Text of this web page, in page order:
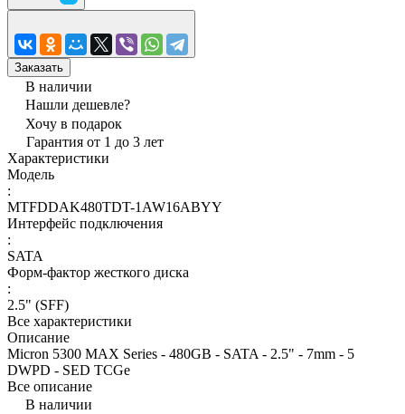
Заказать
В наличии
Нашли дешевле?
Хочу в подарок
Гарантия от 1 до 3 лет
Характеристики
Модель
:
MTFDDAK480TDT-1AW16ABYY
Интерфейс подключения
:
SATA
Форм-фактор жесткого диска
:
2.5" (SFF)
Все характеристики
Описание
Micron 5300 MAX Series - 480GB - SATA - 2.5" - 7mm - 5
DWPD - SED TCGe
Все описание
В наличии